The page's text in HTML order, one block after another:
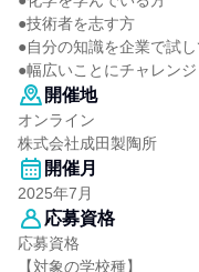
●技術者を志す方
●自分の知識を企業で試
●幅広いことにチャレン
開催地
オンライン
株式会社成田製陶所
開催月
2025年7月
応募資格
応募資格
【対象の学校種】